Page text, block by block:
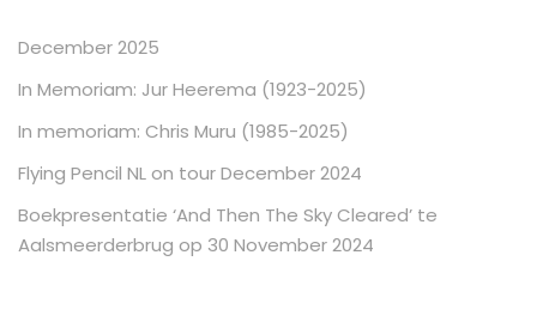
December 2025
In Memoriam: Jur Heerema (1923-2025)
In memoriam: Chris Muru (1985-2025)
Flying Pencil NL on tour December 2024
Boekpresentatie ‘And Then The Sky Cleared’ te
Aalsmeerderbrug op 30 November 2024